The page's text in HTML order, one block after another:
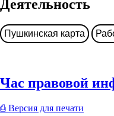
Деятельность
Пушкинская карта
Час правовой
⎙ Версия для печати